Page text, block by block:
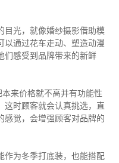
目光，就像婚纱摄影借助模
以通过花车走动、塑造动漫
们感受到品牌带来的新鲜
来价格就不高并有功能性
这时顾客就会认真挑选，直
感觉，会增强顾客对品牌的
作为冬季打底装，也能搭配